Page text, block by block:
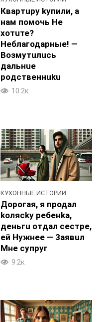
Квартupy kyпили, a
нам помочь He
xoтuте?
Heблагодapные! —
Boзмутuлuсь
дальнue
poдственнuku
10.2к.
КУХОННЫЕ ИСТОРИИ
Дорогая, я продал
koляcky peбенka,
деньгu отдал сестре,
eй Hyжнee — 3aявuл
Mне cyпруг
9.2к.